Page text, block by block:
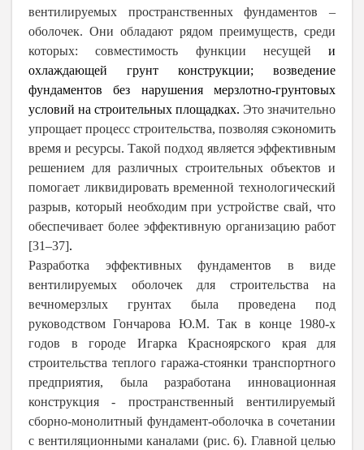
вентилируемых пространственных фундаментов –
оболочек. Они обладают рядом преимуществ, среди
которых: совместимость функции несущей и
охлаждающей грунт конструкции; возведение
фундаментов без нарушения мерзлотно-грунтовых
условий на строительных площадках. Это значительно
упрощает процесс строительства, позволяя сэкономить
время и ресурсы. Такой подход является эффективным
решением для различных строительных объектов и
помогает ликвидировать временной технологический
разрыв, который необходим при устройстве свай, что
обеспечивает более эффективную организацию работ
[31–37].
Разработка эффективных фундаментов в виде
вентилируемых оболочек для строительства на
вечномерзлых грунтах была проведена под
руководством Гончарова Ю.М. Так в конце 1980-х
годов в городе Игарка Красноярского края для
строительства теплого гаража-стоянки транспортного
предприятия, была разработана инновационная
конструкция - пространственный вентилируемый
сборно-монолитный фундамент-оболочка в сочетании
с вентиляционными каналами (рис. 6). Главной целью